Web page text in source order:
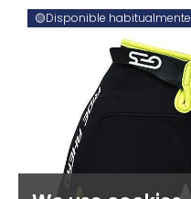
🟡Disponible habitualmente